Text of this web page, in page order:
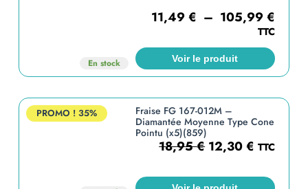
En stock
11,49€ – 105,99€
TTC
Voir le produit
PROMO ! 35%
Fraise FG 167-012M –
Diamantée Moyenne Type Cone
Pointu (x5)(859)
18,95€ 12,30€ TTC